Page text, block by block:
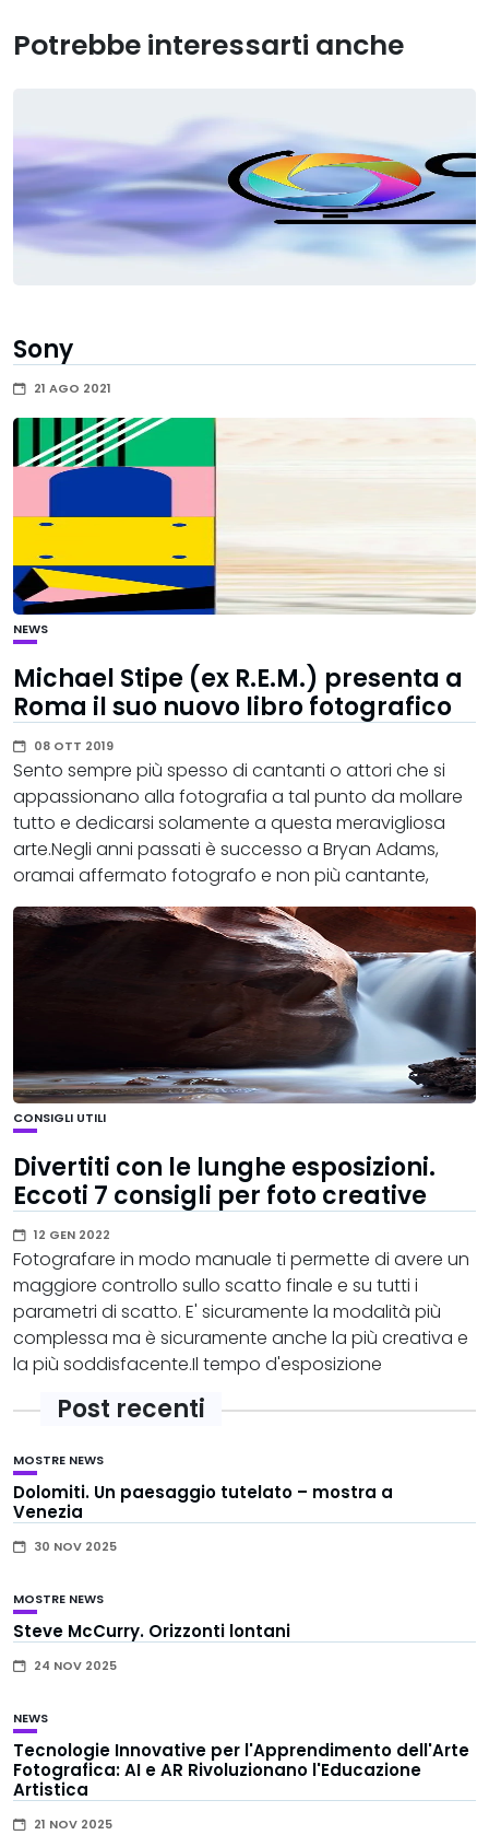
Potrebbe interessarti anche
Sony
21 AGO 2021
NEWS
Michael Stipe (ex R.E.M.) presenta a
Roma il suo nuovo libro fotografico
08 OTT 2019
Sento sempre più spesso di cantanti o attori che si
appassionano alla fotografia a tal punto da mollare
tutto e dedicarsi solamente a questa meravigliosa
arte.Negli anni passati è successo a Bryan Adams,
oramai affermato fotografo e non più cantante,
CONSIGLI UTILI
Divertiti con le lunghe esposizioni.
Eccoti 7 consigli per foto creative
12 GEN 2022
Fotografare in modo manuale ti permette di avere un
maggiore controllo sullo scatto finale e su tutti i
parametri di scatto. E' sicuramente la modalità più
complessa ma è sicuramente anche la più creativa e
la più soddisfacente.Il tempo d'esposizione
Post recenti
MOSTRE NEWS
Dolomiti. Un paesaggio tutelato – mostra a
Venezia
30 NOV 2025
MOSTRE NEWS
Steve McCurry. Orizzonti lontani
24 NOV 2025
NEWS
Tecnologie Innovative per l'Apprendimento dell'Arte
Fotografica: AI e AR Rivoluzionano l'Educazione
Artistica
21 NOV 2025